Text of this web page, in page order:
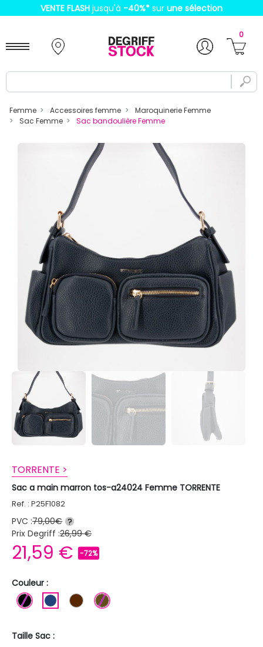
VENTE FLASH jusqu'à -40%* sur une sélection
0
Femme Accessoires femme
Maroquinerie Femme
Sac Femme
Sac bandoulière Femme
TORRENTE >
Sac a main marron tos-a24024 Femme TORRENTE
Ref. : P25F1082
PVC :79,00€ ?
Prix Degriff :26,99 €
21,59 € -72%
Couleur :
NOIR BLEU FONCE
MARRONBRONZE
Taille Sac :